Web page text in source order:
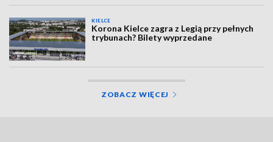
KIELCE
Korona Kielce zagra z Legią przy pełnych
trybunach? Bilety wyprzedane
ZOBACZ WIĘCEJ